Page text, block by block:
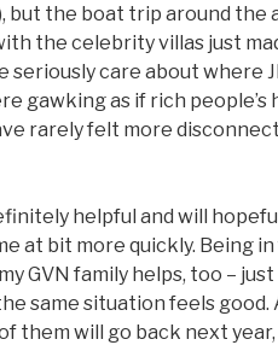
but the boat trip around the
the celebrity villas just
seriously care about where
gawking as if rich people’s
rarely felt more
helpful and will
at bit more quickly. Being
GVN family helps, too –
same situation feels good.
them will go back next